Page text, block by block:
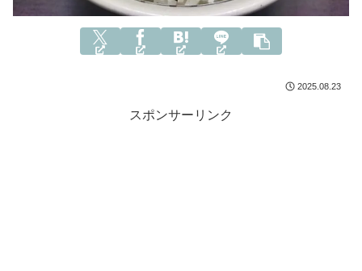
2025.08.23
スポンサーリンク